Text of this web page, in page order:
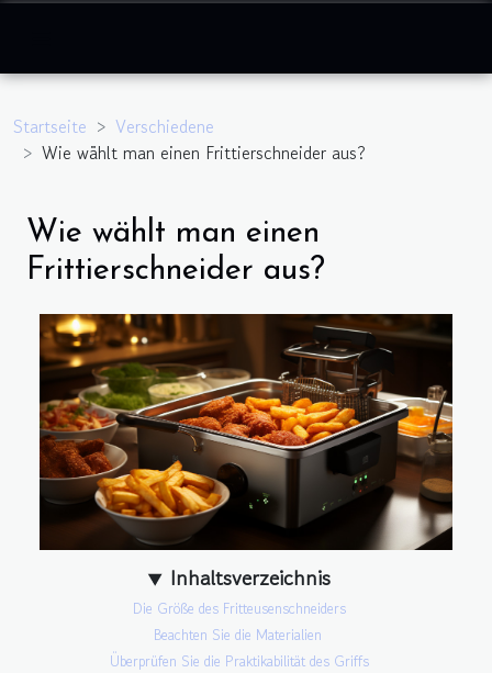
Startseite
Verschiedene
Wie wählt man einen Frittierschneider aus?
Wie wählt man einen
Frittierschneider aus?
Inhaltsverzeichnis
Die Größe des Fritteusenschneiders
Beachten Sie die Materialien
Überprüfen Sie die Praktikabilität des Griffs